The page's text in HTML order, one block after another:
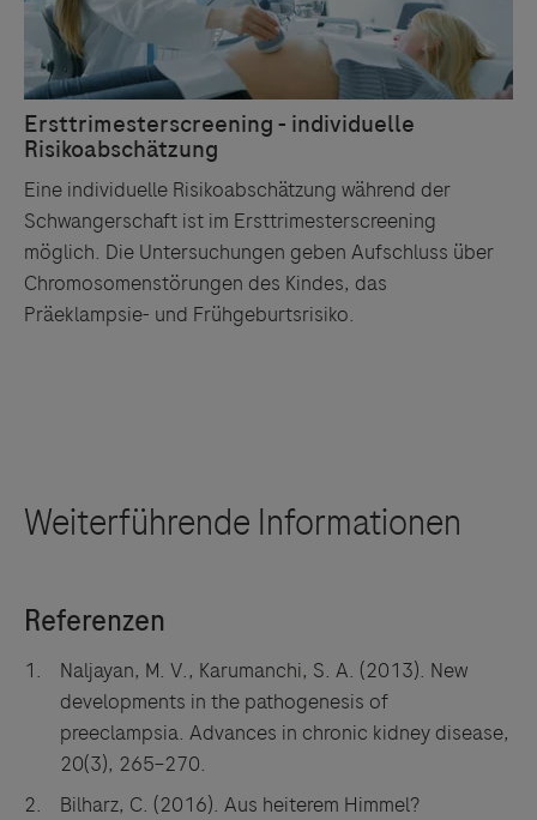
Naljayan, M. V., Karumanchi, S. A. (2013). New
developments in the pathogenesis of
preeclampsia. Advances in chronic kidney disease,
20(3), 265–270.
Bilharz, C. (2016). Aus heiterem Himmel?